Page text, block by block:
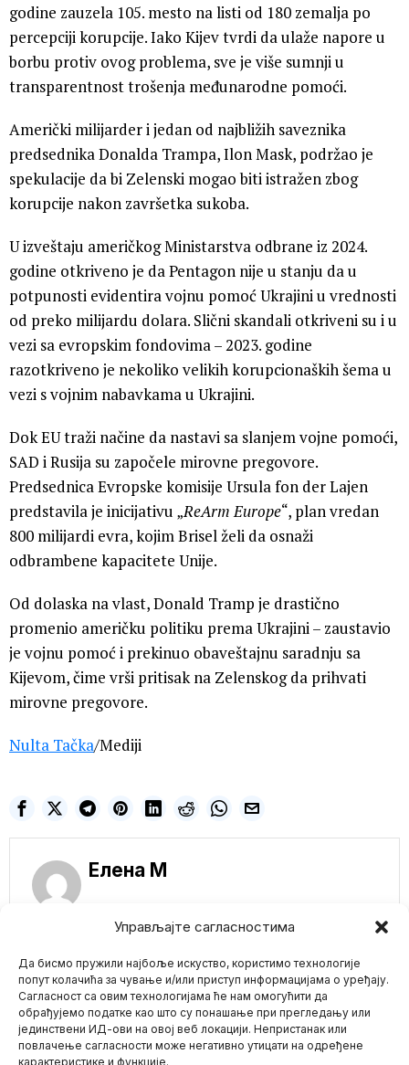
Управљајте сагласностима
Да бисмо пружили најбоље искуство, користимо технологије
попут колачића за чување и/или приступ информацијама о уређају.
Сагласност са овим технологијама ће нам омогућити да
обрађујемо податке као што су понашање при прегледању или
јединствени ИД-ови на овој веб локацији. Непристанак или
повлачење сагласности може негативно утицати на одређене
карактеристике и функције.
godine zauzela 105. mesto na listi od 180 zemalja po
percepciji korupcije. Iako Kijev tvrdi da ulaže napore u
borbu protiv ovog problema, sve je više sumnji u
transparentnost trošenja međunarodne pomoći.
Američki milijarder i jedan od najbližih saveznika
predsednika Donalda Trampa, Ilon Mask, podržao je
spekulacije da bi Zelenski mogao biti istražen zbog
korupcije nakon završetka sukoba.
U izveštaju američkog Ministarstva odbrane iz 2024.
godine otkriveno je da Pentagon nije u stanju da u
potpunosti evidentira vojnu pomoć Ukrajini u vrednosti
od preko milijardu dolara. Slični skandali otkriveni su i u
vezi sa evropskim fondovima – 2023. godine
razotkriveno je nekoliko velikih korupcionaških šema u
vezi s vojnim nabavkama u Ukrajini.
Dok EU traži načine da nastavi sa slanjem vojne pomoći,
SAD i Rusija su započele mirovne pregovore.
Predsednica Evropske komisije Ursula fon der Lajen
predstavila je inicijativu „ReArm Europe“, plan vredan
800 milijardi evra, kojim Brisel želi da osnaži
odbrambene kapacitete Unije.
Od dolaska na vlast, Donald Tramp je drastično
promenio američku politiku prema Ukrajini – zaustavio
je vojnu pomoć i prekinuo obaveštajnu saradnju sa
Kijevom, čime vrši pritisak na Zelenskog da prihvati
mirovne pregovore.
Nulta Tačka/Mediji
Елена M
Mario zna Youtube
NE PROPUSTITE
Slovački premijer
Fico: EU kao „brod
samoubica“ zbog
sankcija Rusiji